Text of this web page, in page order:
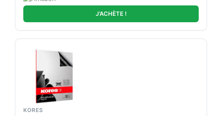
J'ACHÈTE !
KORES